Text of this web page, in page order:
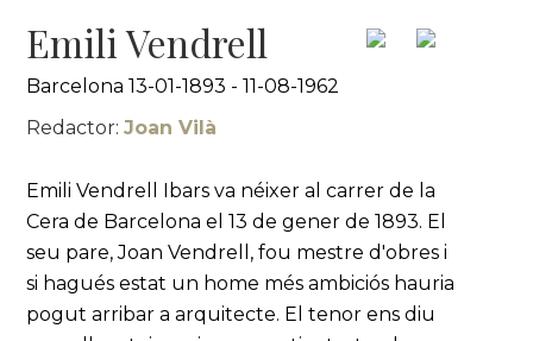
Emili Vendrell
Barcelona 13-01-1893 - 11-08-1962
Redactor:Joan Vilà
Emili Vendrell Ibars va néixer al carrer de la
Cera de Barcelona el 13 de gener de 1893. El
seu pare, Joan Vendrell, fou mestre d'obres i
si hagués estat un home més ambiciós hauria
pogut arribar a arquitecte. El tenor ens diu